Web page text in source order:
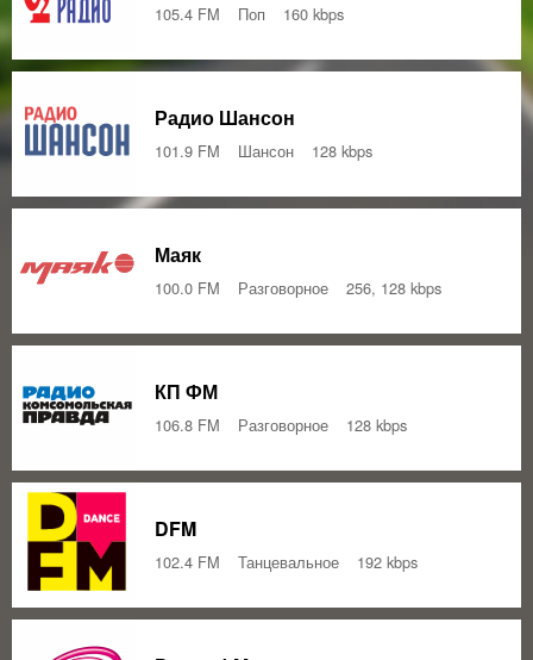
105.4 FM Поп 160 kbps
Радио Шансон
101.9 FM Шансон 128 kbps
Маяк
100.0 FM Разговорное 256, 128 kbps
КП ФМ
106.8 FM Разговорное 128 kbps
DFM
102.4 FM Танцевальное 192 kbps